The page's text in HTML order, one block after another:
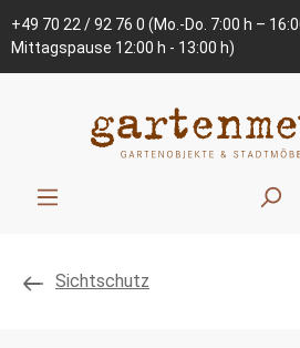
+49 70 22 / 92 76 0 (Mo.-Do. 7:00 h –
Mittagspause 12:00 h - 13:00 h)
Sichtschutz